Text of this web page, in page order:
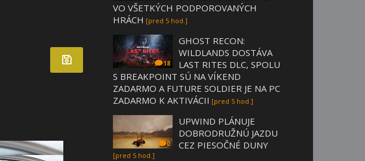
VO VŠETKÝCH PODPOROVANÝCH
HRÁCH [pred 5 hod.]
18
GHOST RECON:
WILDLANDS DOSTÁVA
LAST RITES DLC, SPOLU
S BREAKPOINT SÚ NA VÍKEND
ZADARMO A FUTURE SOLDIER JE NA PC
ZADARMO K AKTIVÁCII [pred 5 hod.]
0
UPWIND PLÁNUJE
DOBRODRUŽNÚ JAZDU
CEZ PIESOČNÉ DUNY
[pred 5 hod.]